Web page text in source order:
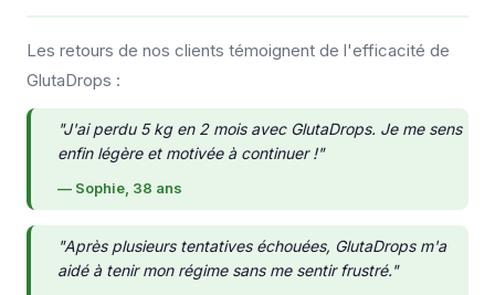
Les retours de nos clients témoignent de l'efficacité de
GlutaDrops :
"J'ai perdu 5 kg en 2 mois avec GlutaDrops. Je me sens
enfin légère et motivée à continuer !"
— Sophie, 38 ans
"Après plusieurs tentatives échouées, GlutaDrops m'a
aidé à tenir mon régime sans me sentir frustré."